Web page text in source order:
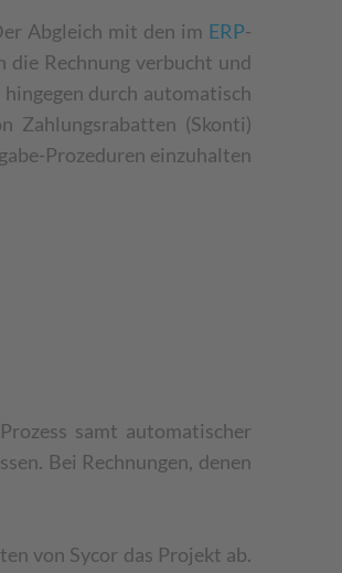
Abgleich mit den im ERP-
Rechnung verbucht und
durch automatisch
Zahlungsrabatten (Skonti)
Prozeduren einzuhalten
samt automatischer
Bei Rechnungen, denen
von Sycor das Projekt ab.